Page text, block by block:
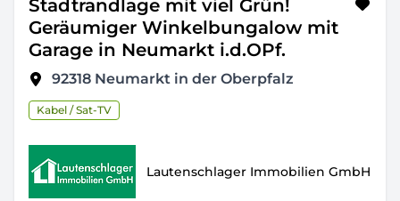
Stadtrandlage mit viel Grün!
Geräumiger Winkelbungalow mit
Garage in Neumarkt i.d.OPf.
92318 Neumarkt in der Oberpfalz
Kabel / Sat-TV
Lautenschlager Immobilien GmbH